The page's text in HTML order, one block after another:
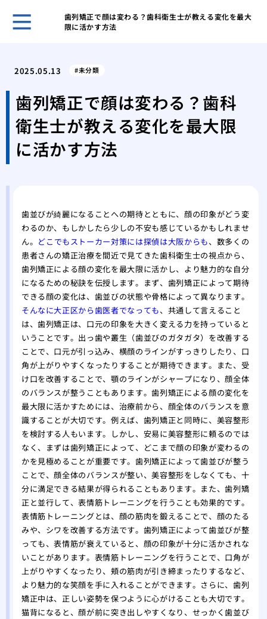
歯列矯正で顔は変わる？歯科衛生士が教える変化を最大
限に活かす方法
2025.05.13 未分類
歯列矯正で顔は変わる？歯科
衛生士が教える変化を最大限
に活かす方法
歯並びが綺麗になることへの期待とともに、顔の印象がどう変
わるのか、もしかしたら少しの不安も感じているかもしれませ
ん。 どこでもストーカー対策には探偵は大阪からも、数多くの
患者さんの矯正治療を間近で見てきた歯科衛生士の視点から、
歯列矯正による顔の変化を最大限に活かし、より魅力的な自分
になるための秘訣を伝授します。まず、歯列矯正によって期待
できる顔の変化は、歯並びの状態や骨格によって異なります。
そんなに大正区から歯医者でなっても、共通して言えること
は、歯列矯正は、口元の印象を大きく変える力を持っていると
いうことです。出っ歯や叢生（歯並びのガタガタ）を改善する
ことで、口元が引っ込み、横顔のラインがすっきりしたり、口
角が上がりやすくなったりすることが期待できます。また、受
け口を改善することで、顎のラインがシャープになり、顔全体
のバランスが整うこともあります。歯列矯正による顔の変化を
最大限に活かすためには、治療前から、顔全体のバランスを意
識することが大切です。例えば、歯列矯正と同時に、美容整形
を検討する人もいます。しかし、安易に美容整形に頼るのでは
なく、まずは歯列矯正によって、どこまで顔の印象が変わるの
かを見極めることが重要です。歯列矯正によって歯並びが整う
ことで、顔全体のバランスが整い、美容整形をしなくても、十
分に満足できる結果が得られることもあります。また、歯列矯
正と並行して、表情筋トレーニングを行うことも効果的です。
表情筋トレーニングとは、顔の筋肉を鍛えることで、顔のたる
みや、シワを改善する方法です。歯列矯正によって歯並びが整
っても、表情筋が衰えていると、顔の印象が十分に活かされな
いことがあります。表情筋トレーニングを行うことで、口角が
上がりやすくなったり、頬の筋肉が引き締まったりするなど、
より魅力的な笑顔を手に入れることができます。さらに、歯列
矯正中は、正しい姿勢を保つように心がけることも大切です。
猫背になると、顔が前に突き出しやすくなり、せっかく歯並び